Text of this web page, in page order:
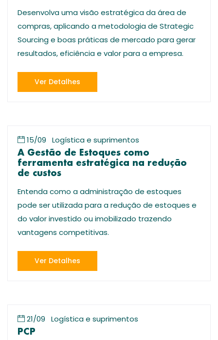
Desenvolva uma visão estratégica da área de
compras, aplicando a metodologia de Strategic
Sourcing e boas práticas de mercado para gerar
resultados, eficiência e valor para a empresa.
Ver Detalhes
15/09 Logística e suprimentos
A Gestão de Estoques como
ferramenta estratégica na redução
de custos
Entenda como a administração de estoques
pode ser utilizada para a redução de estoques e
do valor investido ou imobilizado trazendo
vantagens competitivas.
Ver Detalhes
21/09 Logística e suprimentos
PCP